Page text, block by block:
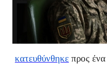
κατευθύνθηκε προς